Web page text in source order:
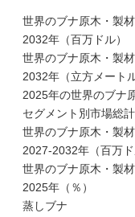
世界のブナ原木・製
2032年（百万ドル）
世界のブナ原木・製
2032年（立方メートル
2025年の世界のブナ
セグメント別市場総計
世界のブナ原木・製
2027-2032年（百万
世界のブナ原木・製
2025年（％）
蒸しブナ